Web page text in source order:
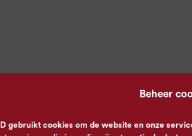
Beheer
gebruikt cookies om de website en onze